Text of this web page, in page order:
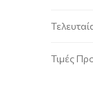
Τιμές